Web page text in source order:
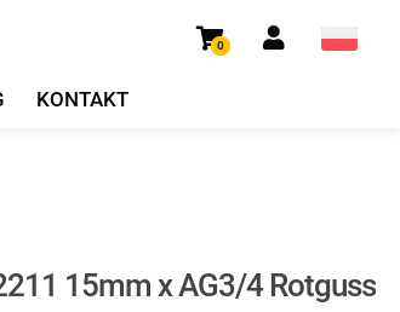
0
KONTAKT
15mm x AG3/4 Rotguss